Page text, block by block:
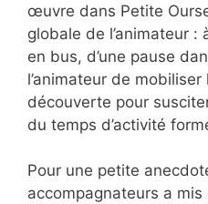
œuvre dans Petite
globale de l’animateur :
en bus, d’une pause
l’animateur de
découverte pour
du temps d’activité
Pour une petite
accompagnateurs a mis